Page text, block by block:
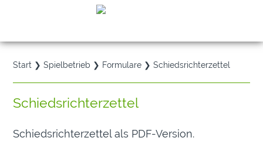
Start ❯Spielbetrieb ❯ Formulare ❯ Schiedsrichterzettel
Schiedsrichterzettel
Schiedsrichterzettel als PDF-Version.